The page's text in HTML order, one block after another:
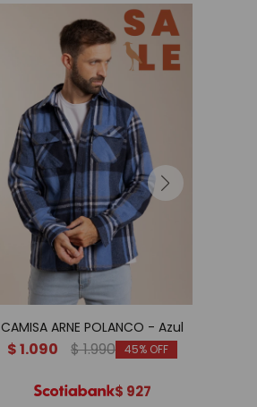
CAMISA ARNE POLANCO - Azul
$1.090 $1.990 45
$ 927